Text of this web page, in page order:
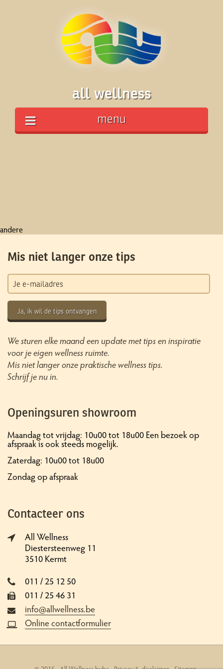
all wellness
menu
andere
Mis niet langer onze tips
Ja, ik wil de tips ontvangen
We sturen elke maand een update met tips en inspiratie
voor je eigen wellness ruimte.
Mis niet langer onze praktische wellness tips.
Schrijf je nu in.
Openingsuren showroom
Maandag tot vrijdag: 10u00 tot 18u00 Een bezoek op
afspraak is ook steeds mogelijk.
Zaterdag: 10u00 tot 18u00
Zondag op afspraak
Contacteer ons
All Wellness
Diestersteenweg 11
3510 Kermt
011 / 25 12 50
011 / 25 46 31
info@allwellness.be
Online contactformulier